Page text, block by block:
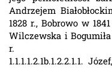
Andrzejem
1828 r., Bobrowo w
Wilczewska i
r.
1.1.1.1.2.1b.1.2.2.1.1.